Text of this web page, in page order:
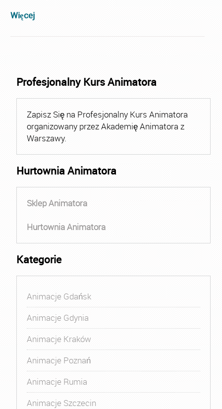
Więcej
Profesjonalny Kurs Animatora
Zapisz Się na Profesjonalny Kurs Animatora
organizowany przez Akademię Animatora z
Warszawy.
Hurtownia Animatora
Sklep Animatora
Hurtownia Animatora
Kategorie
Animacje Gdańsk
Animacje Gdynia
Animacje Kraków
Animacje Poznań
Animacje Rumia
Animacje Szczecin